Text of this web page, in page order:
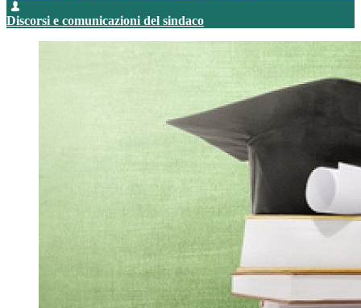
Discorsi e comunicazioni del sindaco